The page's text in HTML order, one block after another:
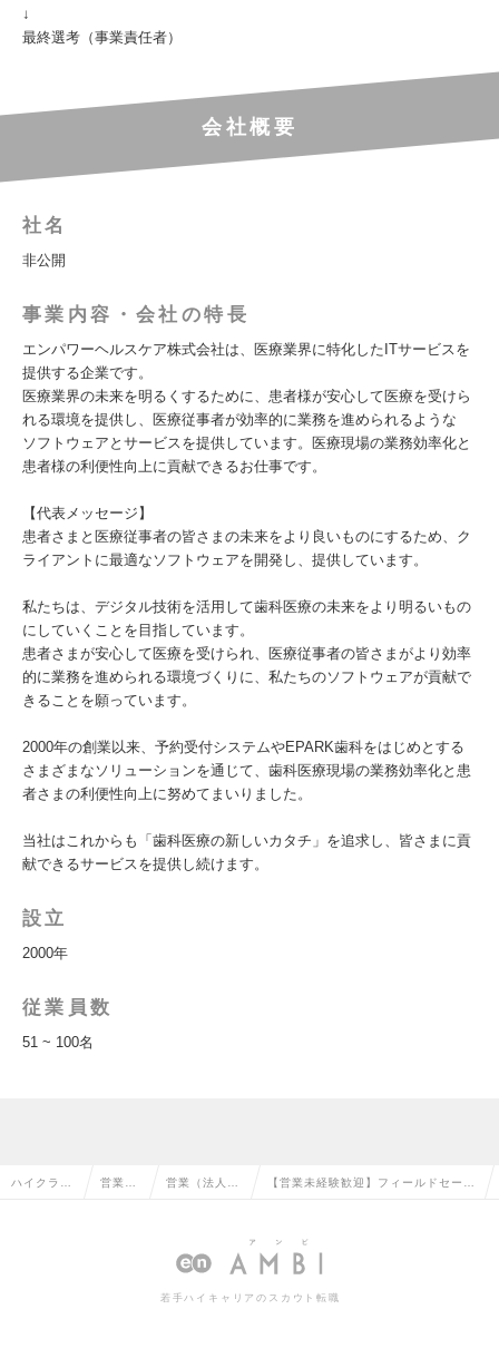
↓
最終選考（事業責任者）
会社概要
社名
非公開
事業内容・会社の特長
エンパワーヘルスケア株式会社は、医療業界に特化したITサービスを
提供する企業です。
医療業界の未来を明るくするために、患者様が安心して医療を受けら
れる環境を提供し、医療従事者が効率的に業務を進められるような
ソフトウェアとサービスを提供しています。医療現場の業務効率化と
患者様の利便性向上に貢献できるお仕事です。
【代表メッセージ】
患者さまと医療従事者の皆さまの未来をより良いものにするため、ク
ライアントに最適なソフトウェアを開発し、提供しています。
私たちは、デジタル技術を活用して歯科医療の未来をより明るいもの
にしていくことを目指しています。
患者さまが安心して医療を受けられ、医療従事者の皆さまがより効率
的に業務を進められる環境づくりに、私たちのソフトウェアが貢献で
きることを願っています。
2000年の創業以来、予約受付システムやEPARK歯科をはじめとする
さまざまなソリューションを通じて、歯科医療現場の業務効率化と患
者さまの利便性向上に努めてまいりました。
当社はこれからも「歯科医療の新しいカタチ」を追求し、皆さまに貢
献できるサービスを提供し続けます。
設立
2000年
従業員数
51 ~ 100名
ハイクラス 営業系 営業（法人向 【営業未経験歓迎】フィールドセール
若手ハイキャリアのスカウト転職